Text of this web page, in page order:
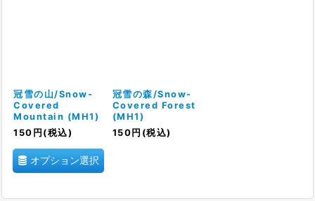
冠雪の山/Snow-
Covered
Mountain (MH1)
150 円 (税込)
オプション選択
冠雪の森/Snow-
Covered Forest
(MH1)
150 円 (税込)